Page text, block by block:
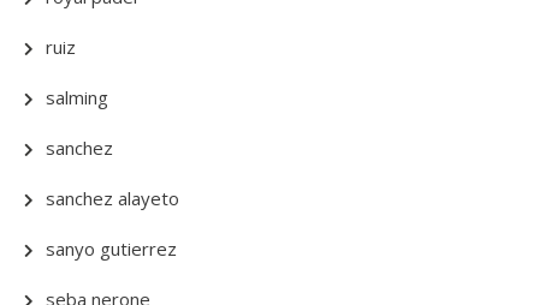
ruiz
salming
sanchez
sanchez alayeto
sanyo gutierrez
seba nerone